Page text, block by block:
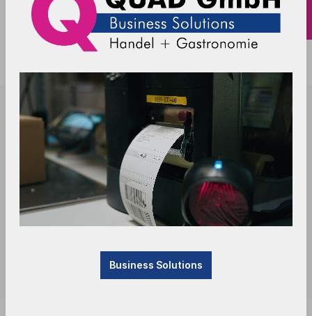
schwarz
C500667-02
Business Solutions